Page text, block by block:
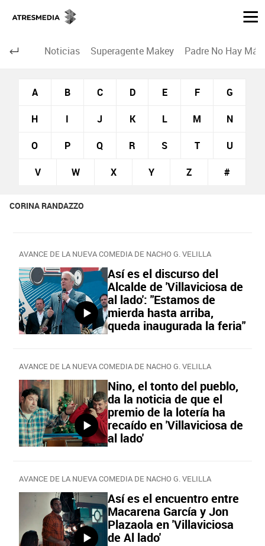
Noticias Superagente Makey Padre No Hay
A B C D E F G
H I J K L M N
O P Q R S T U
V W X Y Z #
CORINA RANDAZZO
AVANCE DE LA NUEVA COMEDIA DE NACHO G. VELILLA
Así es el discurso del
Alcalde de 'Villaviciosa de
al lado': "Estamos de
mierda hasta arriba,
queda inaugurada la feria"
AVANCE DE LA NUEVA COMEDIA DE NACHO G. VELILLA
Nino, el tonto del pueblo,
da la noticia de que el
premio de la lotería ha
recaído en 'Villaviciosa de
al lado'
AVANCE DE LA NUEVA COMEDIA DE NACHO G. VELILLA
Así es el encuentro entre
Macarena García y Jon
Plazaola en 'Villaviciosa
de Al lado'